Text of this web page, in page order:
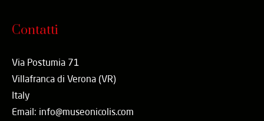
Contatti
Via Postumia 71
Villafranca di Verona (VR)
Italy
Email: info@museonicolis.com